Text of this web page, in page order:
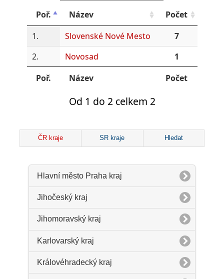
Poř.
Název
Počet
1.
Slovenské Nové Mesto
7
2.
Novosad
1
Poř.
Název Počet
Od 1 do 2 celkem 2
ČR kraje SR kraje Hledat
Hlavní město Praha kraj
Jihočeský kraj
Jihomoravský kraj
Karlovarský kraj
Královéhradecký kraj